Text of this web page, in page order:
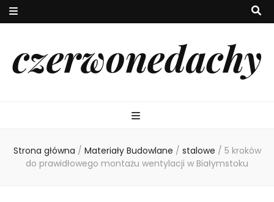
czerwonedachy
Strona główna / Materiały Budowlane / stalowe / 5 kroków
do prawidłowego montażu wentylacji w Białymstoku